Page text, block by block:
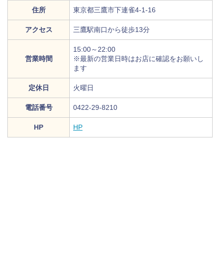
住所 東京都三鷹市下連雀4-1-16
アクセス 三鷹駅南口から徒歩13分
営業時間
15:00～22:00
※最新の営業日時はお店に確認をお願いし
ます
定休日 火曜日
電話番号 0422-29-8210
HP HP